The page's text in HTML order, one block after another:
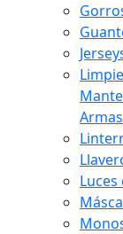
Armas
Luces